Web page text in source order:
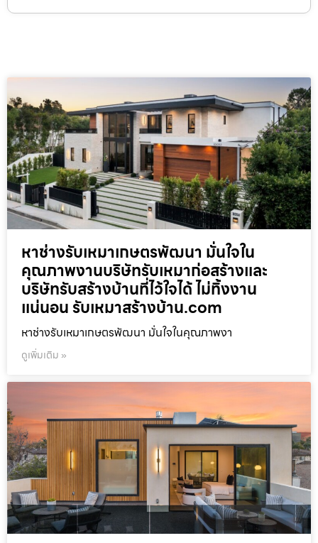
หาช่างรับเหมาเกษตรพัฒนา มั่นใจใน
คุณภาพงานบริษัทรับเหมาก่อสร้างและ
บริษัทรับสร้างบ้านที่ไว้ใจได้ ไม่ทิ้งงาน
แน่นอน รับเหมาสร้างบ้าน.com
หาช่างรับเหมาเกษตรพัฒนา มั่นใจในคุณภาพงา
ดูเพิ่มเติม »